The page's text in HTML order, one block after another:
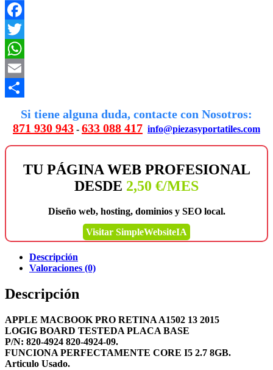
Facebook
Twitter
WhatsApp
Email
Si tiene alguna duda, contacte con Nosotros:
871 930 943 - 633 088 417 info@piezasyportatiles.com
TU PÁGINA WEB PROFESIONAL
DESDE 2,50 €/MES
Diseño web, hosting, dominios y SEO local.
Visitar SimpleWebsiteIA
Descripción
Valoraciones (0)
Descripción
APPLE MACBOOK PRO RETINA A1502 13 2015
LOGIG BOARD TESTEDA PLACA BASE
P/N: 820-4924 820-4924-09.
FUNCIONA PERFECTAMENTE CORE I5 2.7 8GB.
Articulo Usado.